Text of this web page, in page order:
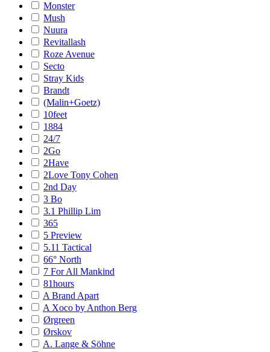
Monster
Mush
Nuura
Revitallash
Roze Avenue
Secto
Stray Kids
Brandt
(Malin+Goetz)
10feet
1884
24/7
2Go
2Have
2Love Tony Cohen
2nd Day
3 Bo
3.1 Phillip Lim
365
5 Preview
5.11 Tactical
66° North
7 For All Mankind
81hours
A Brand Apart
A Xoco by Anthon Berg
Ørgreen
Ørskov
A. Lange & Söhne